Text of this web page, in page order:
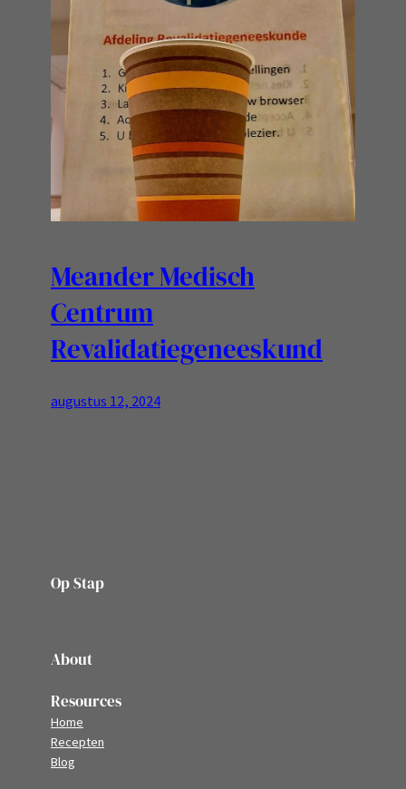
Meander Medisch
Centrum
Revalidatiegeneeskund
augustus 12, 2024
Op Stap
About
Resources
Home
Recepten
Blog